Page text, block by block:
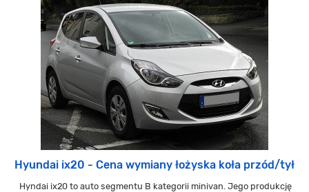
Hyundai ix20 - Cena wymiany łożyska koła przód/tył
Hyndai ix20 to auto segmentu B kategorii minivan. Jego produkcję